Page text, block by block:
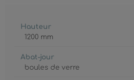
Hauteur
1200 mm
Abat-jour
boules de verre